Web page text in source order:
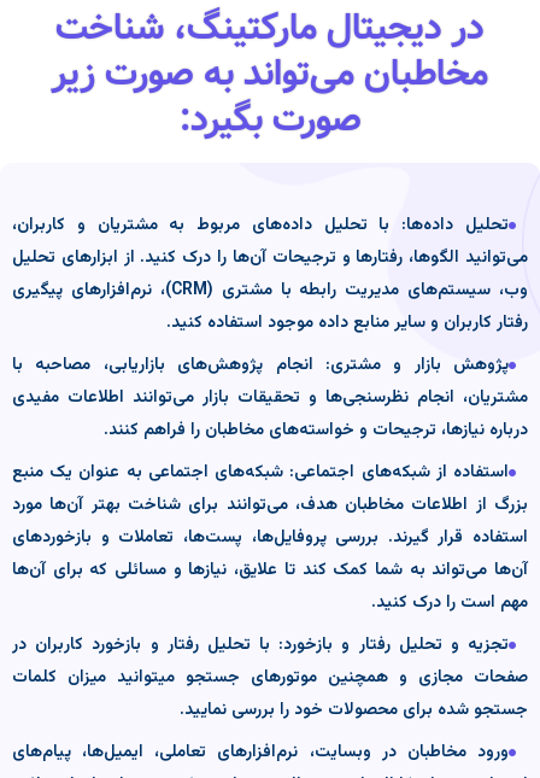
در دیجیتال مارکتینگ، شناخت
مخاطبان می‌تواند به صورت زیر
صورت بگیرد:
تحلیل داده‌ها: با تحلیل داده‌های مربوط به مشتریان و کاربران،
می‌توانید الگوها، رفتارها و ترجیحات آن‌ها را درک کنید. از ابزارهای تحلیل
وب، سیستم‌های مدیریت رابطه با مشتری (CRM)، نرم‌افزارهای پیگیری
رفتار کاربران و سایر منابع داده موجود استفاده کنید.
پژوهش بازار و مشتری: انجام پژوهش‌های بازاریابی، مصاحبه با
مشتریان، انجام نظرسنجی‌ها و تحقیقات بازار می‌توانند اطلاعات مفیدی
درباره نیازها، ترجیحات و خواسته‌های مخاطبان را فراهم کنند.
استفاده از شبکه‌های اجتماعی: شبکه‌های اجتماعی به عنوان یک منبع
بزرگ از اطلاعات مخاطبان هدف، می‌توانند برای شناخت بهتر آن‌ها مورد
استفاده قرار گیرند. بررسی پروفایل‌ها، پست‌ها، تعاملات و بازخوردهای
آن‌ها می‌تواند به شما کمک کند تا علایق، نیازها و مسائلی که برای آن‌ها
مهم است را درک کنید.
تجزیه و تحلیل رفتار و بازخورد: با تحلیل رفتار و بازخورد کاربران در
صفحات مجازی و همچنین موتورهای جستجو میتوانید میزان کلمات
جستجو شده برای محصولات خود را بررسی نمایید.
ورود مخاطبان در وبسایت، نرم‌افزارهای تعاملی، ایمیل‌ها، پیام‌های